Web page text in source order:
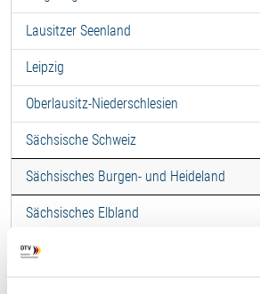
Lausitzer Seenland
Leipzig
Oberlausitz-Niederschlesien
Sächsische Schweiz
Sächsisches Burgen- und Heideland
Sächsisches Elbland
Thüringer Vogtland